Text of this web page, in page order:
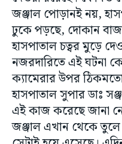
জঞ্জাল পোড়ানই নয়,
ঢুকে পড়ছে, দোকান
হাসপাতাল চত্বর মুড়ে
নজরদারিতে এই ঘটনা
ক্যামেরার উপর
হাসপাতাল সুপার ডাঃ
এই কাজ করেছে জানা
জঞ্জাল এখান থেকে তুলে